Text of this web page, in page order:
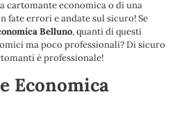
cartomante economica o di una
fate errori e andate sul sicuro! Se
Belluno, quanti di questi
ma poco professionali? Di sicuro
è professionale!
Economica